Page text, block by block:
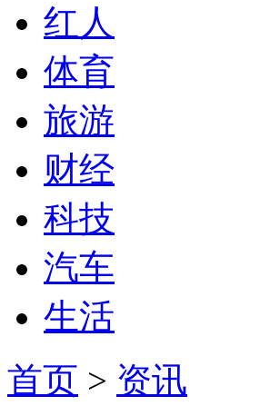
红人
体育
旅游
财经
科技
汽车
生活
首页 > 资讯